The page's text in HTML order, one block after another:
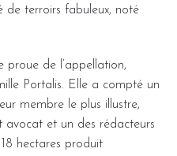
de terroirs fabuleux, noté
proue de l’appellation,
Portalis. Elle a compté un
membre le plus illustre,
avocat et un des rédacteurs
hectares produit